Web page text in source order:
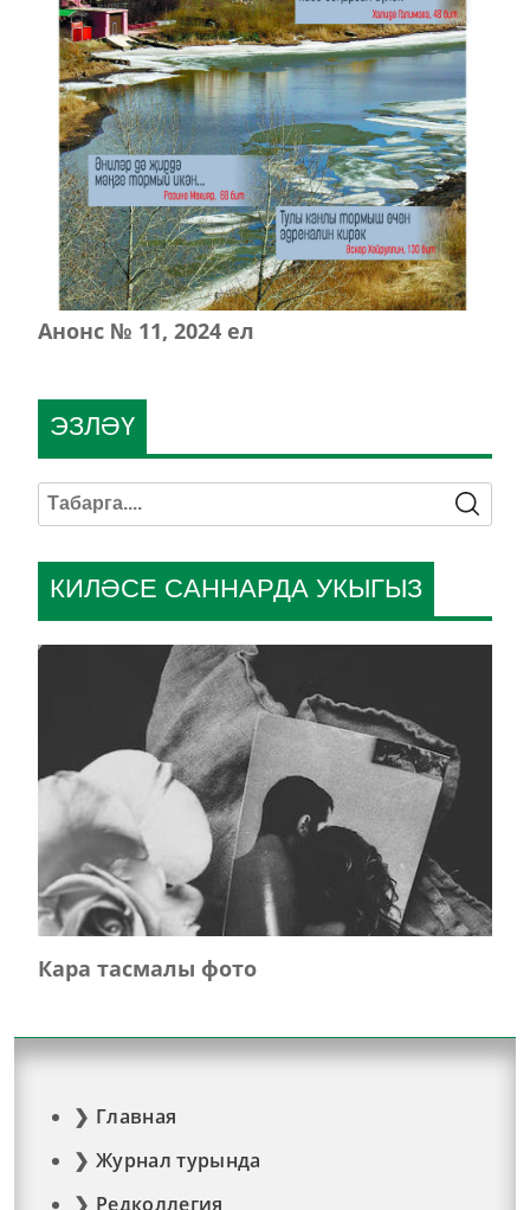
Анонс № 11, 2024 ел
КИЛӘСЕ САННАРДА УКЫГЫЗ
Кара тасмалы фото
ЭЗЛӘҮ
Главная
Журнал турында
Редколлегия